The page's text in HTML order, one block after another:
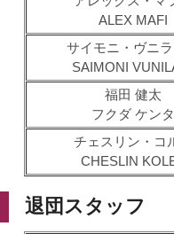
ALEX MAFI
サイモニ・ヴニ
SAIMONI
福田 健太
フクダ ケンタ
チェスリン・コ
CHESLIN
退団スタッフ